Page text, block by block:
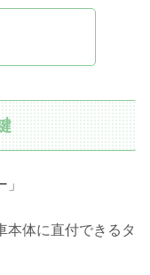
本体に直付できるタ